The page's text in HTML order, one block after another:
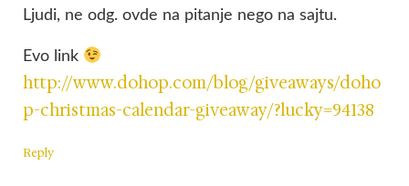
Ljudi, ne odg. ovde na pitanje nego na sajtu.
Evo link
http://www.dohop.com/blog/giveaways/doho
p-christmas-calendar-giveaway/?lucky=94138
Reply